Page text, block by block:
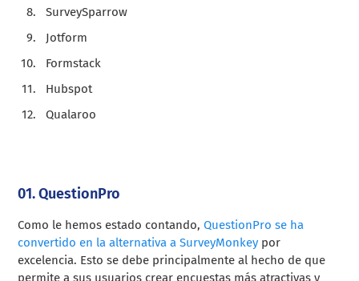
SurveySparrow
Jotform
Formstack
Hubspot
Qualaroo
01. QuestionPro
Como le hemos estado contando,QuestionPro se ha
convertido en la alternativa a SurveyMonkey por
excelencia. Esto se debe principalmente al hecho de que
permite a sus usuarios crear encuestas más atractivas y